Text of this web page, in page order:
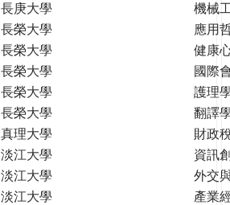
長庚大學
機械
長榮大學
應用
長榮大學
健康
長榮大學
國際
長榮大學
護理
長榮大學
翻譯
真理大學
財政
淡江大學
資訊
淡江大學
外交
淡江大學
產業